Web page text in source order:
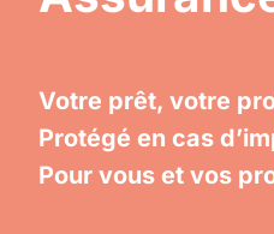
Votre prêt, votre
Protégé en cas
Pour vous et vos